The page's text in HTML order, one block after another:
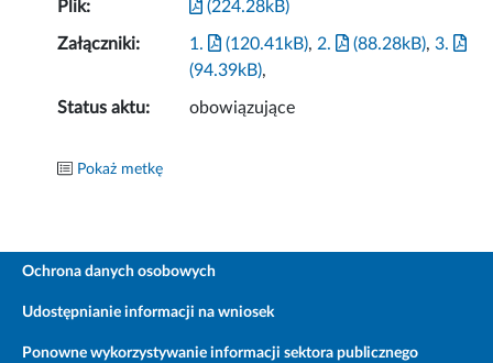
Plik: (224.28kB)
Załączniki: 1. (120.41kB), 2. (88.28kB),3.
(94.39kB),
Status aktu: obowiązujące
Pokaż metkę
Ochrona danych osobowych
Udostępnianie informacji na wniosek
Ponowne wykorzystywanie informacji sektora publicznego